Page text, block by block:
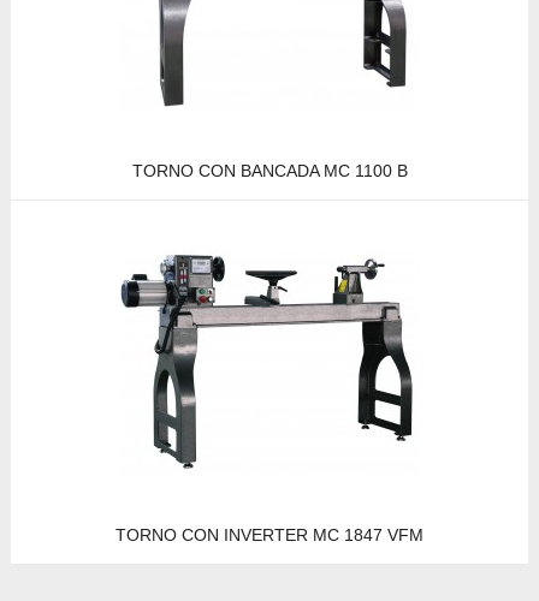
TORNO CON BANCADA MC 1100 B
TORNO CON INVERTER MC 1847 VFM